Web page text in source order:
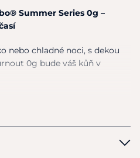
Summer Series 0g –
nebo chladné noci, s dekou
0g bude váš kůň v
přeháňkami
síťovinyzajišťují proudění
teplo